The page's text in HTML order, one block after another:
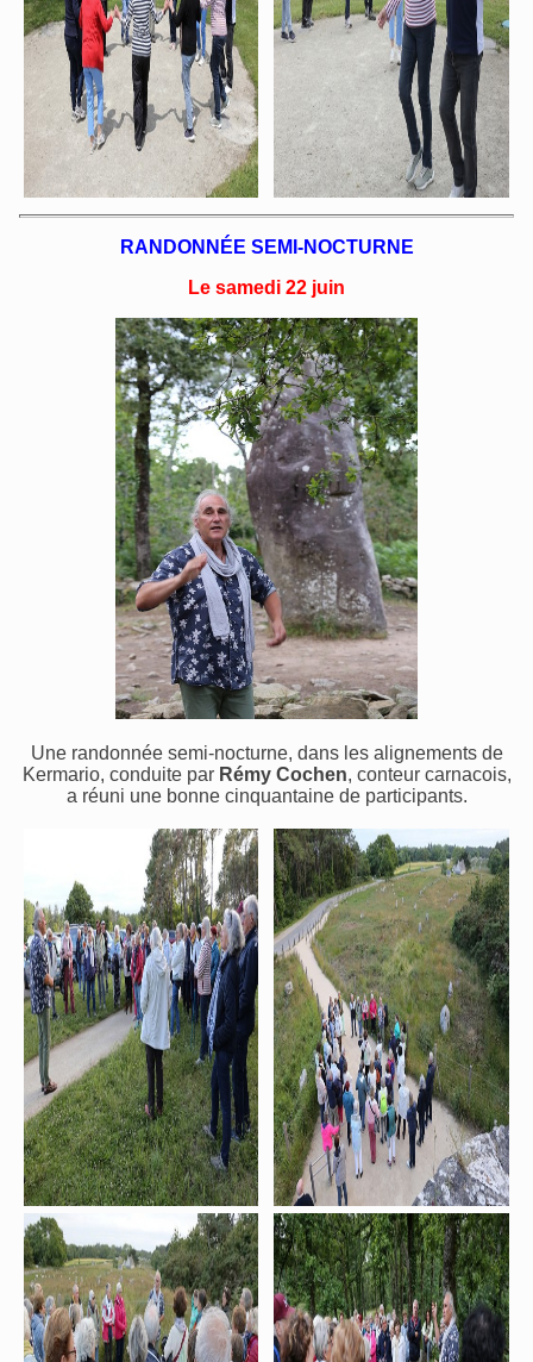
RANDONNÉE SEMI-NOCTURNE
Le samedi 22 juin
Une randonnée semi-nocturne, dans les alignements de
Kermario, conduite par Rémy Cochen, conteur carnacois,
a réuni une bonne cinquantaine de participants.